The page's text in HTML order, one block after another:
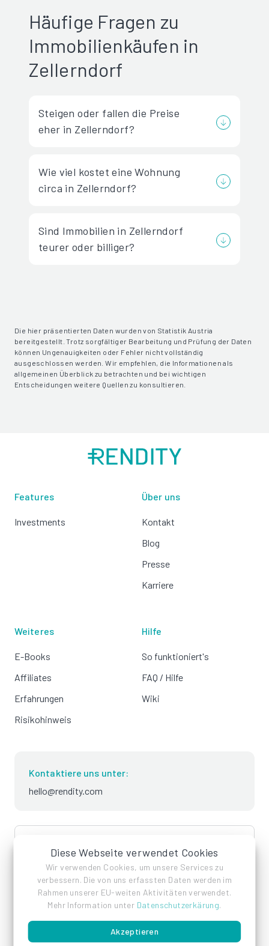
Diese Webseite verwendet Cookies
Wir verwenden Cookies, um unsere Services zu
verbessern. Die von uns erfassten Daten werden im
Rahmen unserer EU-weiten Aktivitäten verwendet.
Mehr Information unter Datenschutzerkärung.
Akzeptieren
Häufige Fragen zu
Immobilienkäufen in
Zellerndorf
Steigen oder fallen die Preise
eher in Zellerndorf?
Wie viel kostet eine Wohnung
circa in Zellerndorf?
Sind Immobilien in Zellerndorf
teurer oder billiger?
Die hier präsentierten Daten wurden von Statistik Austria
bereitgestellt. Trotz sorgfältiger Bearbeitung und Prüfung der Daten
können Ungenauigkeiten oder Fehler nicht vollständig
ausgeschlossen werden. Wir empfehlen, die Informationen als
allgemeinen Überblick zu betrachten und bei wichtigen
Entscheidungen weitere Quellen zu konsultieren.
Features
Investments
Über uns
Kontakt
Blog
Presse
Karriere
Weiteres
E-Books
Affiliates
Erfahrungen
Risikohinweis
Hilfe
So funktioniert's
FAQ / Hilfe
Wiki
Kontaktiere uns unter:
hello@rendity.com
language
ImpressumDatenschutzAGB